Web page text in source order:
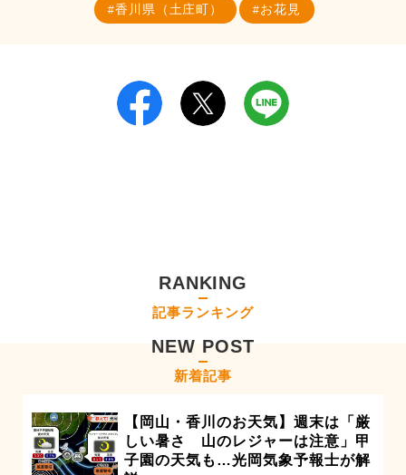
香川県（土庄町） お花見
RANKING
記事ランキング
NEW POST
新着記事
【岡山・香川のお天気】週末は「厳
しい暑さ 山のレジャーは注意」甲
子園の天気も…光岡気象予報士が解